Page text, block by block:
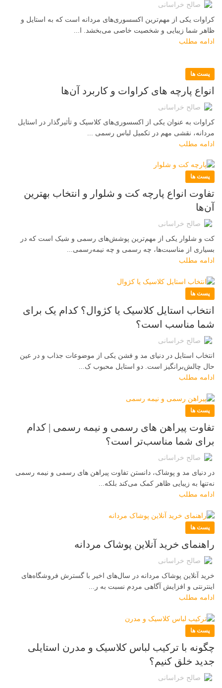
صالح خراسانی
کراوات یکی از مهم‌ترین اکسسوری‌های مردانه است که به استایل و
ظاهر شما زیبایی و شخصیت خاصی می‌بخشد. ا...
ادامه مطلب
پست ها
انواع پارچه‌ های کراوات و کاربرد آن‌ها
صالح خراسانی
کراوات به عنوان یکی از اکسسوری‌های کلاسیک و تأثیرگذار در استایل
مردانه، نقشی مهم در تکمیل لباس رسمی ...
ادامه مطلب
پست ها
تفاوت انواع پارچه کت و شلوار و انتخاب بهترین
آن‌ها
صالح خراسانی
کت و شلوار یکی از مهم‌ترین پوشش‌های رسمی و شیک است که در
بسیاری از مناسبت‌ها، چه رسمی و چه نیمه‌رسمی...
ادامه مطلب
پست ها
انتخاب استایل کلاسیک یا کژوال؟ کدام یک برای
شما مناسب‌ است؟
صالح خراسانی
انتخاب استایل در دنیای مد و فشن یکی از موضوعات جذاب و در عین
حال چالش‌برانگیز است. دو استایل محبوب ک...
ادامه مطلب
پست ها
تفاوت پیراهن های رسمی و نیمه رسمی | کدام
برای شما مناسب‌تر است؟
صالح خراسانی
در دنیای مد و پوشاک، دانستن تفاوت پیراهن های رسمی و نیمه رسمی
نه‌تنها به زیبایی ظاهر کمک می‌کند بلکه...
ادامه مطلب
پست ها
راهنمای خرید آنلاین پوشاک مردانه
صالح خراسانی
خرید آنلاین پوشاک مردانه در سال‌های اخیر با گسترش فروشگاه‌های
اینترنتی و افزایش آگاهی مردم نسبت به ر...
ادامه مطلب
پست ها
چگونه با ترکیب لباس کلاسیک و مدرن استایلی
جدید خلق کنیم؟
صالح خراسانی